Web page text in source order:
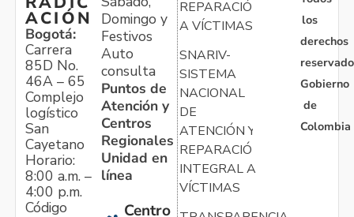
ACIÓN
Bogotá:
Carrera
85D No.
46A – 65
Complejo
logístico
San
Cayetano
Horario:
8:00 a.m. –
4:00 p.m.
Código
Domingo y
Festivos
Auto
consulta
Puntos de
Atención y
Centros
Regionales
Unidad en
línea
Centro
REPARACIÓN
A VÍCTIMAS
SNARIV-
SISTEMA
NACIONAL
DE
ATENCIÓN Y
REPARACIÓN
INTEGRAL A
VÍCTIMAS
los
derechos
Gobierno
de
Colombia